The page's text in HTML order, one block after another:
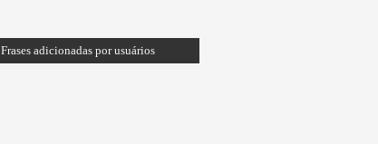
Frases adicionadas por usuários